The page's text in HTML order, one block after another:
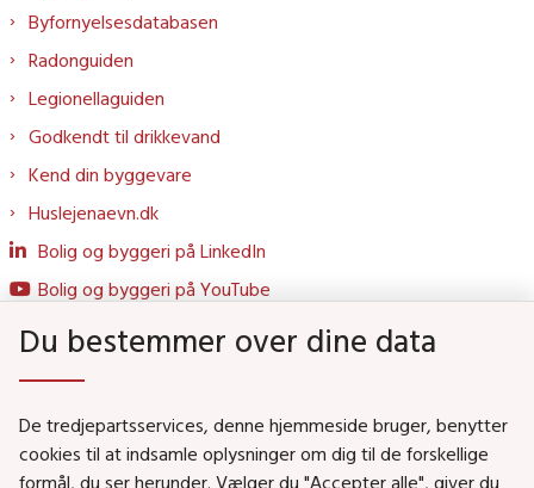
Byfornyelsesdatabasen
Radonguiden
Legionellaguiden
Godkendt til drikkevand
Kend din byggevare
Huslejenaevn.dk
Bolig og byggeri på LinkedIn
Bolig og byggeri på YouTube
Social- og Boligministeriet
Job i Social- og Boligstyrelsen
Du bestemmer over dine data
De tredjepartsservices, denne hjemmeside bruger, benytter
cookies til at indsamle oplysninger om dig til de forskellige
formål, du ser herunder. Vælger du "Accepter alle", giver du